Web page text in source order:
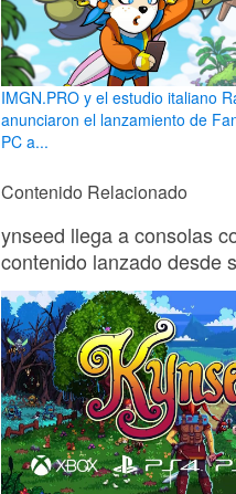
IMGN.PRO y el estudio italiano
anunciaron el lanzamiento de
PC a...
Contenido Relacionado
ynseed llega a consolas
contenido lanzado desde